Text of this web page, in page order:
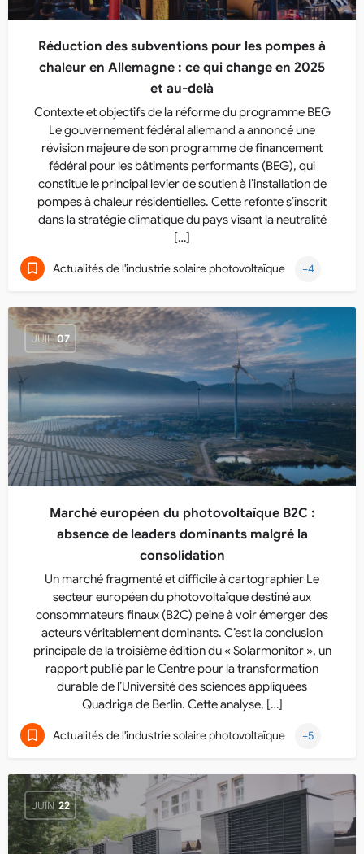
Réduction des subventions pour les pompes à
chaleur en Allemagne : ce qui change en 2025
et au-delà
Contexte et objectifs de la réforme du programme BEG
Le gouvernement fédéral allemand a annoncé une
révision majeure de son programme de financement
fédéral pour les bâtiments performants (BEG), qui
constitue le principal levier de soutien à l’installation de
pompes à chaleur résidentielles. Cette refonte s’inscrit
dans la stratégie climatique du pays visant la neutralité
[…]
Actualités de l'industrie solaire photovoltaïque +4
JUIL 07
Marché européen du photovoltaïque B2C :
absence de leaders dominants malgré la
consolidation
Un marché fragmenté et difficile à cartographier Le
secteur européen du photovoltaïque destiné aux
consommateurs finaux (B2C) peine à voir émerger des
acteurs véritablement dominants. C’est la conclusion
principale de la troisième édition du « Solarmonitor », un
rapport publié par le Centre pour la transformation
durable de l’Université des sciences appliquées
Quadriga de Berlin. Cette analyse, […]
Actualités de l'industrie solaire photovoltaïque +5
JUIN 22